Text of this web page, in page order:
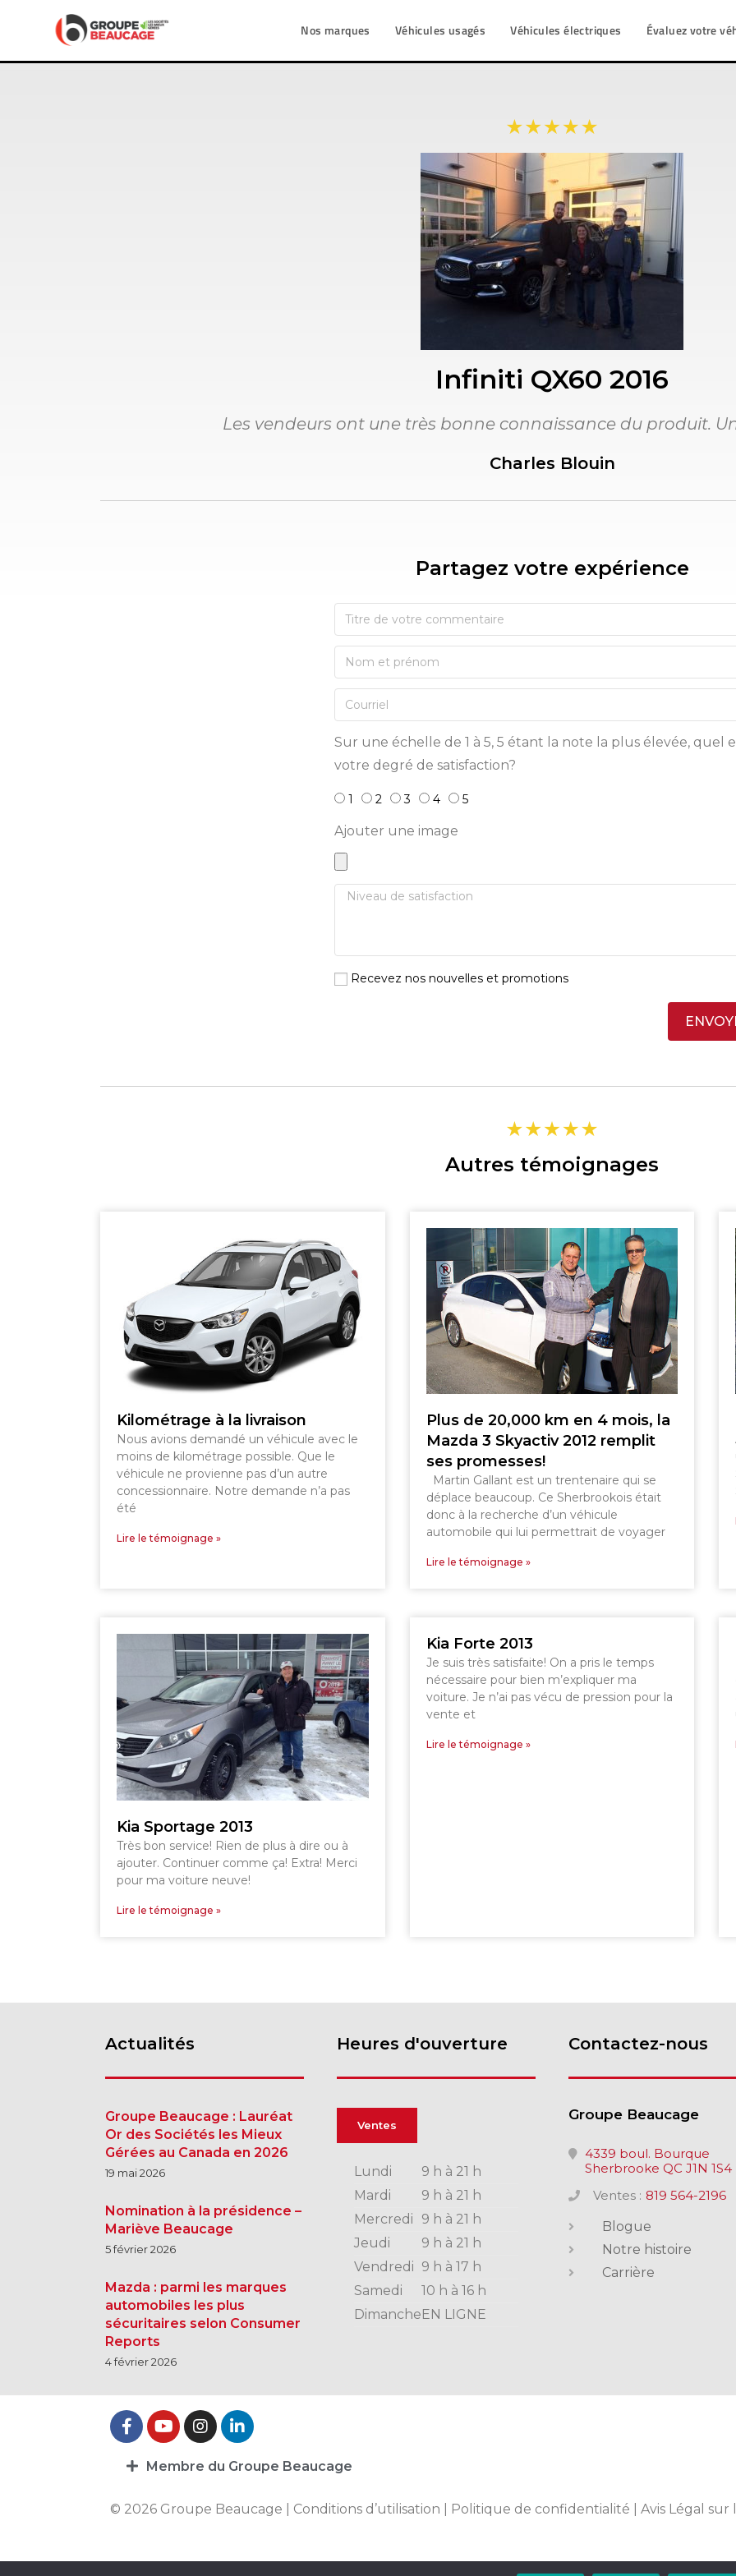
Nos marques Véhicules usagés Véhicules électriques Évaluez votre
Infiniti QX60 2016
Les vendeurs ont une très bonne connaissance du produit.
Charles Blouin
Partagez votre expérience​
Sur une échelle de 1 à 5, 5 étant la note la plus élevée, quel
votre degré de satisfaction?
1 2 3 4 5
Ajouter une image
Recevez nos nouvelles et promotions
Autres témoignages
Kilométrage à la livraison
Nous avions demandé un véhicule avec le
moins de kilométrage possible. Que le
véhicule ne provienne pas d’un autre
concessionnaire. Notre demande n’a pas
été
Lire le témoignage »
Plus de 20,000 km en 4 mois, la
Mazda 3 Skyactiv 2012 remplit
ses promesses!
Martin Gallant est un trentenaire qui se
déplace beaucoup. Ce Sherbrookois était
donc à la recherche d’un véhicule
automobile qui lui permettrait de voyager
Lire le témoignage »
Kia Sportage 2013
Très bon service! Rien de plus à dire ou à
ajouter. Continuer comme ça! Extra! Merci
pour ma voiture neuve!
Lire le témoignage »
Kia Forte 2013
Je suis très satisfaite! On a pris le temps
nécessaire pour bien m’expliquer ma
voiture. Je n’ai pas vécu de pression pour la
vente et
Lire le témoignage »
Actualités
Groupe Beaucage : Lauréat
Or des Sociétés les Mieux
Gérées au Canada en 2026
19 mai 2026
Nomination à la présidence –
Mariève Beaucage
5 février 2026
Mazda : parmi les marques
automobiles les plus
sécuritaires selon Consumer
Reports
4 février 2026
Heures d'ouverture
Ventes
Lundi
9 h à 21 h
Mardi
9 h à 21 h
Mercredi
9 h à 21 h
Jeudi
9 h à 21 h
Vendredi 9 h à 17 h
Samedi
10 h à 16 h
DimancheEN LIGNE
Contactez-nous
Groupe Beaucage
4339 boul. Bourque
Sherbrooke QC J1N 1S4
Ventes : 819 564-2196
Blogue
Notre histoire
Carrière
Membre du Groupe Beaucage
© 2026 Groupe Beaucage | Conditions d’utilisation Politique de confidentialité |Avis Légal sur
TÉLÉPHONEZ
819 564-2196
DRUMMONDVILLE
SHERBROOKE SHERBROOKE
GRANBY
DRUMMONDVILLE
SHERBROOKE
SHERBROOKE
GRANBY
ST-HYACINTHE
GRANBY
SHERBROOKE